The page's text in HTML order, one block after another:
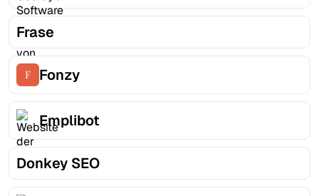
Frase
Fonzy
Emplibot
Donkey SEO